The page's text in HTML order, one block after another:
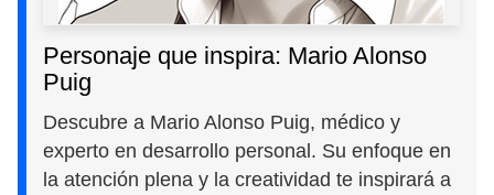
Personaje que inspira: Mario Alonso
Puig
Descubre a Mario Alonso Puig, médico y
experto en desarrollo personal. Su enfoque en
la atención plena y la creatividad te inspirará a